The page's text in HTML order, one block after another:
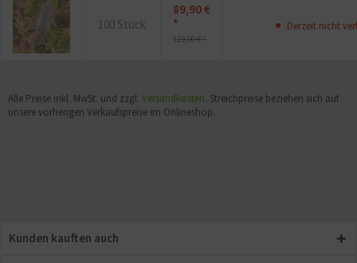
100 Stück
89,90 €
*
119,90 € *
Derzeit nicht
Alle Preise inkl. MwSt. und zzgl. Versandkosten. Streichpreise beziehen sich auf
unsere vorherigen Verkaufspreise im Onlineshop.
Kunden kauften auch